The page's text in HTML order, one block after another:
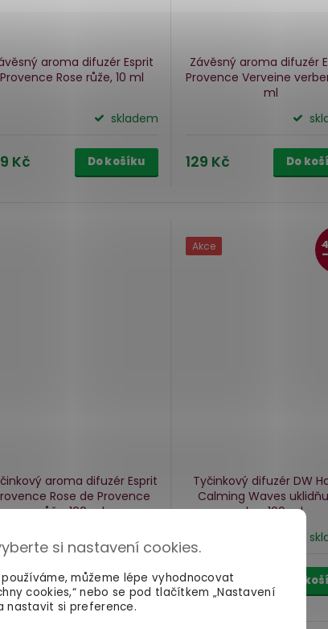
si nastavení cookies.
můžeme lépe vyhodnocovat
cookies,“ nebo se pod tlačítkem „Nastavení
nastavit si preference.
aroma difuzér Esprit
Provence Roserůže, 10 ml
skladem
Kč Do košíku
Závěsný aroma difuzér
Provence Verveine
ml
129 Kč Do
aroma difuzér Esprit
Rose de Provence
růže, 100 ml
Kč Do košíku
Akce
Tyčinkový difuzér DW
Calming Waves
vlny, 100 ml
449 Kč Do